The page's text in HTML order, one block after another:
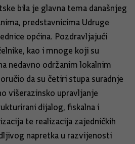
bila je glavna tema današnjeg
predstavnicima Udruge
općina. Pozdravljajući
kao i mnoge koji su
nedavno održanim lokalnim
da su četiri stupa suradnje
višerazinsko upravljanje
dijalog, fiskalna i
te realizacija zajedničkih
napretka u razvijenosti